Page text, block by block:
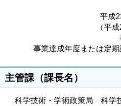
平成
（平
事業達成年度または定
主管課（課長名）
科学技術・学術政策局 科学